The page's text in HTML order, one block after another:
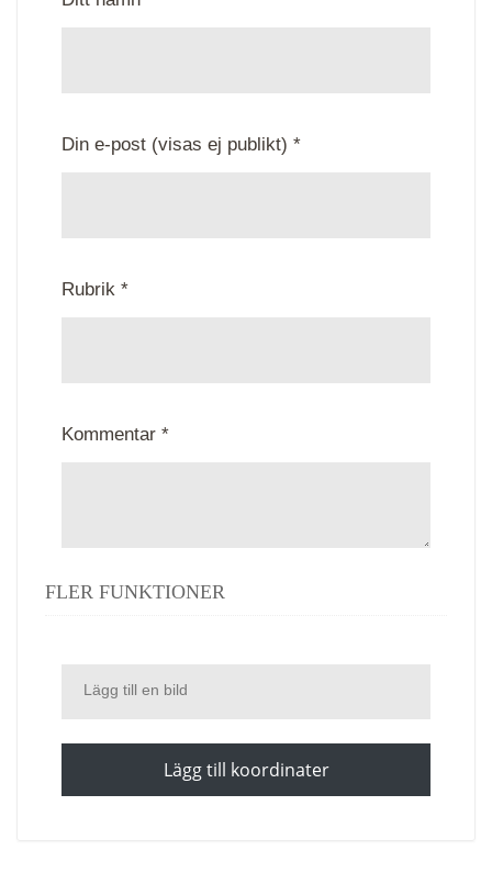
Din e-post (visas ej publikt) *
Rubrik *
Kommentar *
FLER FUNKTIONER
Lägg till en bild
Lägg till koordinater